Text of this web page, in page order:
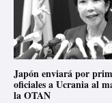
Japón enviará por
oficiales a Ucrania al
la OTAN